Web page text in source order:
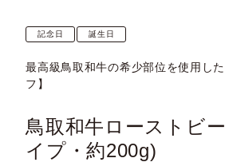
記念日 誕生日
最高級鳥取和牛の希少部位を使用し
フ】
鳥取和牛ローストビ
イプ・約200g)